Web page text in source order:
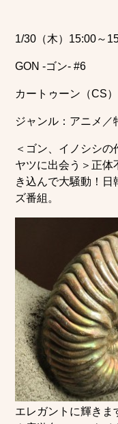
1/30（木）15:00～
GON -ゴン- #6
カートゥーン（CS）
ジャンル：アニメ／
＜ゴン、イノシシ
ヤツに出会う＞正体
き込んで大騒動！日
ズ番組。
エレガントに輝きま